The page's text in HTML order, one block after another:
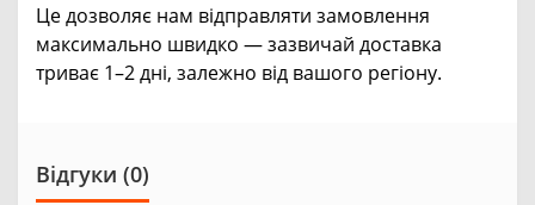
Це дозволяє нам відправляти замовлення
максимально швидко — зазвичай доставка
триває 1–2 дні, залежно від вашого регіону.
Відгуки (0)